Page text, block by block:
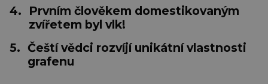
4.
Prvním člověkem domestikovaným
zvířetem byl vlk!
5. Čeští vědci rozvíjí unikátní vlastnosti
grafenu